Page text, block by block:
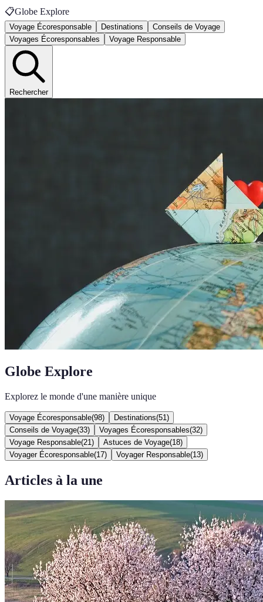
📋Globe Explore
Voyage Écoresponsable Destinations
Conseils de Voyage
Voyages Écoresponsables
Voyage Responsable
Rechercher
Globe Explore
Explorez le monde d'une manière unique
Voyage Écoresponsable(98) Destinations(51 )
Conseils de Voyage(33) Voyages Écoresponsables(32)
Voyage Responsable(21 ) Astuces de Voyage(18)
Voyager Écoresponsable(17) Voyager Responsable(13)
Articles à la une